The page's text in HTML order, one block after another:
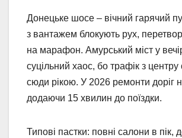
Донецьке шосе – вічний гарячий
з вантажем блокують рух,
на марафон. Амурський міст у
суцільний хаос, бо трафік з центру
сюди рікою. У 2026 ремонти доріг
додаючи 15 хвилин до поїздки.
Типові пастки: повні салони в пік,